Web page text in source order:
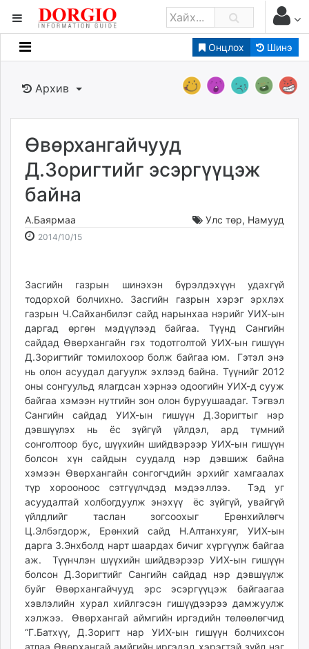
Онцлох Шинэ
Мэдээллийн
Банк санхүү
Бизнес ААН
Төрийн
Нийслэлийн
dorgio.mn
Gogo.mn
caak.mn
Baabar.mn
tovch.mn
ikon.mn
mnb.mn
Livetv.mn
Eguur.mn
24tsag.mn
shuud.mn
ergelt.mn
zarig.mn
today.mn
zuv.mn
mminfo.mn
ugluu.mn
urlag.mn
unen.mn
asu.mn
shudarga.mn
unuudur.mn
Архив
Өвөрхангайчууд
Д.Зоригтийг эсэргүүцэж
байна
А.Баярмаа Улс төр, Намууд
2014/10/152014-
22:41:55
2026-
01:53:53
Засгийн газрын шинэхэн бүрэлдэхүүн удахгүй
тодорхой болчихно. Засгийн газрын хэрэг эрхлэх
газрын Ч.Сайханбилэг сайд нарынхаа нэрийг УИХ-ын
даргад өргөн мэдүүлээд байгаа. Түүнд Сангийн
сайдад Өвөрхангайн гэх тодотголтой УИХ-ын гишүүн
Д.Зоригтийг томилохоор болж байгаа юм. Гэтэл энэ
нь олон асуудал дагуулж эхлээд байна. Түүнийг 2012
оны сонгуульд ялагдсан хэрнээ одоогийн УИХ-д сууж
байгаа хэмээн нутгийн зон олон буруушаадаг. Тэгвэл
Сангийн сайдад УИХ-ын гишүүн Д.Зоригтыг нэр
дэвшүүлэх нь ёс зүйгүй үйлдэл, ард түмний
сонголтоор бус, шүүхийн шийдвэрээр УИХ-ын гишүүн
болсон хүн сайдын суудалд нэр дэвшиж байна
хэмээн Өвөрхангайн сонгогчдийн эрхийг хамгаалах
түр хорооноос сэтгүүлчдэд мэдээллээ. Тэд уг
асуудалтай холбогдуулж энэхүү ёс зүйгүй, увайгүй
үйлдлийг таслан зогсоохыг Ерөнхийлөгч
Ц.Элбэгдорж, Ерөнхий сайд Н.Алтанхуяг, УИХ-ын
дарга З.Энхболд нарт шаардах бичиг хүргүүлж байгаа
аж. Түүнчлэн шүүхийн шийдвэрээр УИХ-ын гишүүн
болсон Д.Зоригтийг Сангийн сайдад нэр дэвшүүлж
буйг Өвөрхангайчууд эрс эсэргүүцэж байгаагаа
хэвлэлийн хурал хийлгэсэн гишүүдээрээ дамжуулж
хэлжээ. Өвөрхангай аймгийн иргэдийн төлөөлөгчид
“Г.Батхүү, Д.Зоригт нар УИХ-ын гишүүн болчихсон
атлаа Өвөрхангай амйгийн иргэдэд хэрэгтэй зүйл нэг